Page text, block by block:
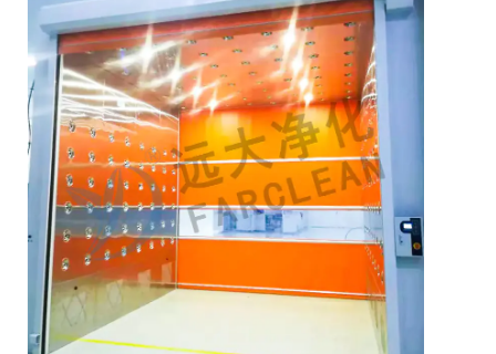
Как
работает
грузовой
воздушный
душ
во
время
транспортировки
материалов?
Какие
типы